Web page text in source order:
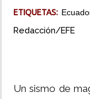
ETIQUETAS:
Redacción/EFE
Un sismo de